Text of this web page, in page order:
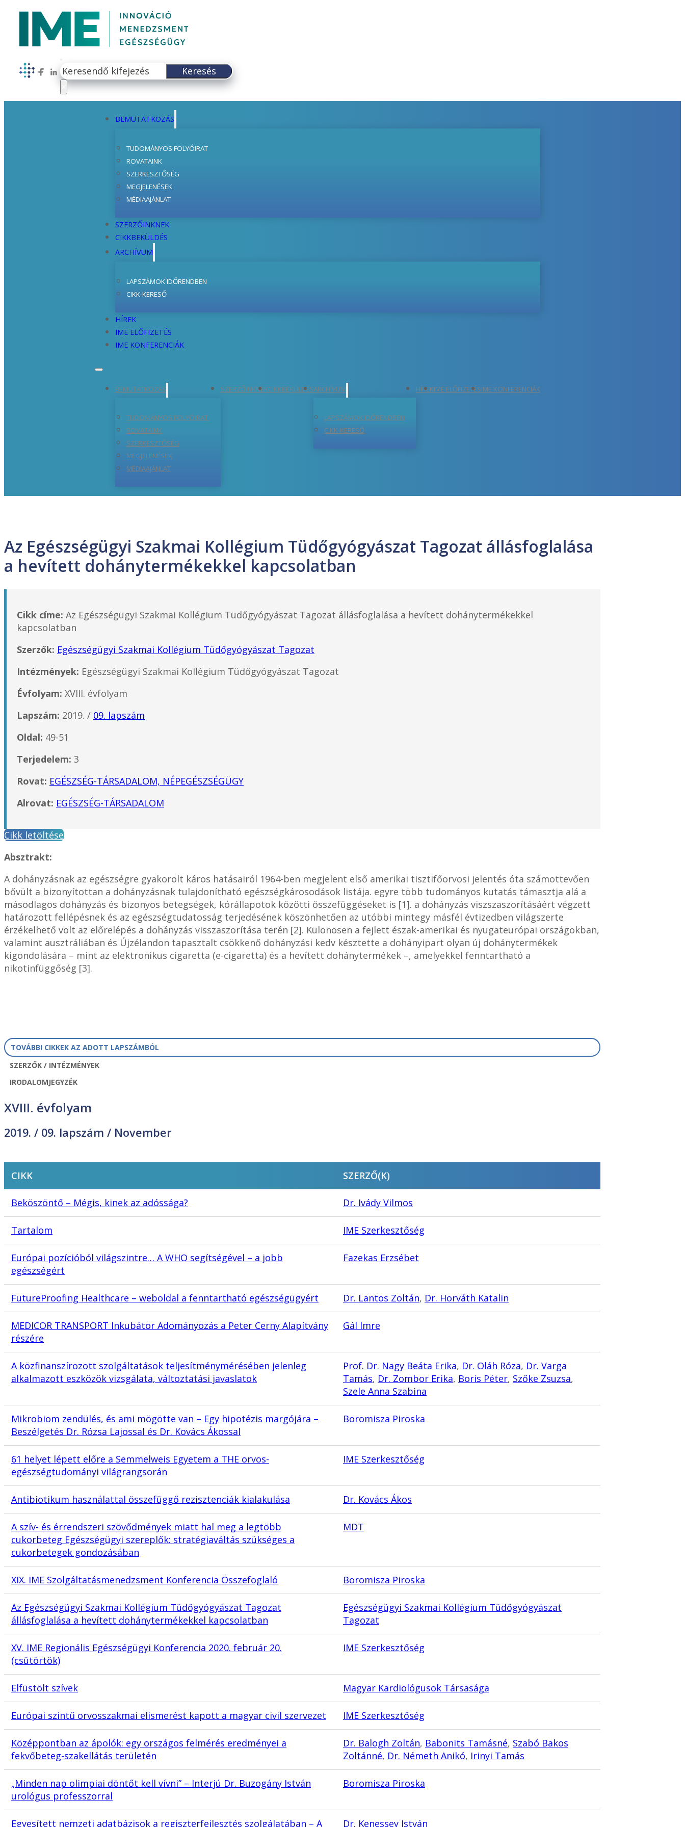
Follow us on Facebook
Follow us on LinkedIn
Keresés
Keresés
BEMUTATKOZÁS
TUDOMÁNYOS FOLYÓIRAT
ROVATAINK
SZERKESZTŐSÉG
MEGJELENÉSEK
MÉDIAAJÁNLAT
SZERZŐINKNEK
CIKKBEKÜLDÉS
ARCHÍVUM
LAPSZÁMOK IDŐRENDBEN
CIKK-KERESŐ
HÍREK
IME ELŐFIZETÉS
IME KONFERENCIÁK
BEMUTATKOZÁS
TUDOMÁNYOS FOLYÓIRAT
ROVATAINK
SZERKESZTŐSÉG
MEGJELENÉSEK
MÉDIAAJÁNLAT
SZERZŐINKNEKCIKKBEKÜLDÉSARCHÍVUM
LAPSZÁMOK IDŐRENDBEN
CIKK-KERESŐ
HÍREKIME ELŐFIZETÉSIME KONFERENCIÁK
Az Egészségügyi Szakmai Kollégium Tüdőgyógyászat Tagozat állásfoglalása
a hevített dohánytermékekkel kapcsolatban
Cikk címe: Az Egészségügyi Szakmai Kollégium Tüdőgyógyászat Tagozat állásfoglalása a hevített dohánytermékekkel
kapcsolatban
Szerzők: Egészségügyi Szakmai Kollégium Tüdőgyógyászat Tagozat
Intézmények: Egészségügyi Szakmai Kollégium Tüdőgyógyászat Tagozat
Évfolyam: XVIII. évfolyam
Lapszám: 2019. / 09. lapszám
Oldal: 49-51
Terjedelem: 3
Rovat: EGÉSZSÉG-TÁRSADALOM, NÉPEGÉSZSÉGÜGY
Alrovat: EGÉSZSÉG-TÁRSADALOM
Cikk letöltése
Absztrakt:
A dohányzásnak az egészségre gyakorolt káros hatásairól 1964-ben megjelent első amerikai tisztifőorvosi jelentés óta számottevően
bővült a bizonyítottan a dohányzásnak tulajdonítható egészségkárosodások listája. egyre több tudományos kutatás támasztja alá a
másodlagos dohányzás és bizonyos betegségek, kórállapotok közötti összefüggéseket is [1]. a dohányzás viszszaszorításáért végzett
határozott fellépésnek és az egészségtudatosság terjedésének köszönhetően az utóbbi mintegy másfél évtizedben világszerte
érzékelhető volt az előrelépés a dohányzás visszaszorítása terén [2]. Különösen a fejlett észak-amerikai és nyugateurópai országokban,
valamint ausztráliában és Újzélandon tapasztalt csökkenő dohányzási kedv késztette a dohányipart olyan új dohánytermékek
kigondolására – mint az elektronikus cigaretta (e-cigaretta) és a hevített dohánytermékek –, amelyekkel fenntartható a
nikotinfüggőség [3].
TOVÁBBI CIKKEK AZ ADOTT LAPSZÁMBÓL
SZERZŐK / INTÉZMÉNYEK
IRODALOMJEGYZÉK
XVIII. évfolyam
2019. / 09. lapszám / November
CIKK SZERZŐ(K)
Beköszöntő – Mégis, kinek az adóssága? Dr. Ivády Vilmos
Tartalom IME Szerkesztőség
Európai pozícióból világszintre… A WHO segítségével – a jobb
egészségért
Fazekas Erzsébet
FutureProofing Healthcare – weboldal a fenntartható egészségügyért Dr. Lantos Zoltán, Dr. Horváth Katalin
MEDICOR TRANSPORT Inkubátor Adományozás a Peter Cerny Alapítvány
részére
Gál Imre
A közfinanszírozott szolgáltatások teljesítménymérésében jelenleg
alkalmazott eszközök vizsgálata, változtatási javaslatok
Prof. Dr. Nagy Beáta Erika, Dr. Oláh Róza, Dr. Varga
Tamás, Dr. Zombor Erika, Boris Péter, Szőke Zsuzsa,
Szele Anna Szabina
Mikrobiom zendülés, és ami mögötte van – Egy hipotézis margójára –
Beszélgetés Dr. Rózsa Lajossal és Dr. Kovács Ákossal
Boromisza Piroska
61 helyet lépett előre a Semmelweis Egyetem a THE orvos-
egészségtudományi világrangsorán
IME Szerkesztőség
Antibiotikum használattal összefüggő rezisztenciák kialakulása Dr. Kovács Ákos
A szív- és érrendszeri szövődmények miatt hal meg a legtöbb
cukorbeteg Egészségügyi szereplők: stratégiaváltás szükséges a
cukorbetegek gondozásában
MDT
XIX. IME Szolgáltatásmenedzsment Konferencia Összefoglaló Boromisza Piroska
Az Egészségügyi Szakmai Kollégium Tüdőgyógyászat Tagozat
állásfoglalása a hevített dohánytermékekkel kapcsolatban
Egészségügyi Szakmai Kollégium Tüdőgyógyászat
Tagozat
XV. IME Regionális Egészségügyi Konferencia 2020. február 20.
(csütörtök)
IME Szerkesztőség
Elfüstölt szívek Magyar Kardiológusok Társasága
Európai szintű orvosszakmai elismerést kapott a magyar civil szervezet IME Szerkesztőség
Középpontban az ápolók: egy országos felmérés eredményei a
fekvőbeteg-szakellátás területén
Dr. Balogh Zoltán, Babonits Tamásné, Szabó Bakos
Zoltánné, Dr. Németh Anikó, Irinyi Tamás
„Minden nap olimpiai döntőt kell vívni” – Interjú Dr. Buzogány István
urológus professzorral
Boromisza Piroska
Egyesített nemzeti adatbázisok a regiszterfejlesztés szolgálatában – A Dr. Kenessey István